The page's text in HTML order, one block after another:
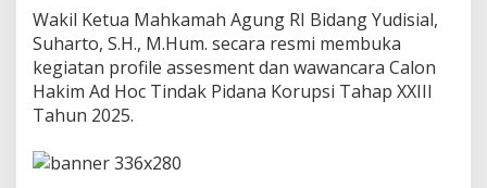
a
A
s
e
Wakil Ketua Mahkamah Agung RI Bidang Yudisial,
Suharto, S.H., M.Hum. secara resmi membuka
kegiatan profile assesment dan wawancara Calon
Hakim Ad Hoc Tindak Pidana Korupsi Tahap XXIII
Tahun 2025.